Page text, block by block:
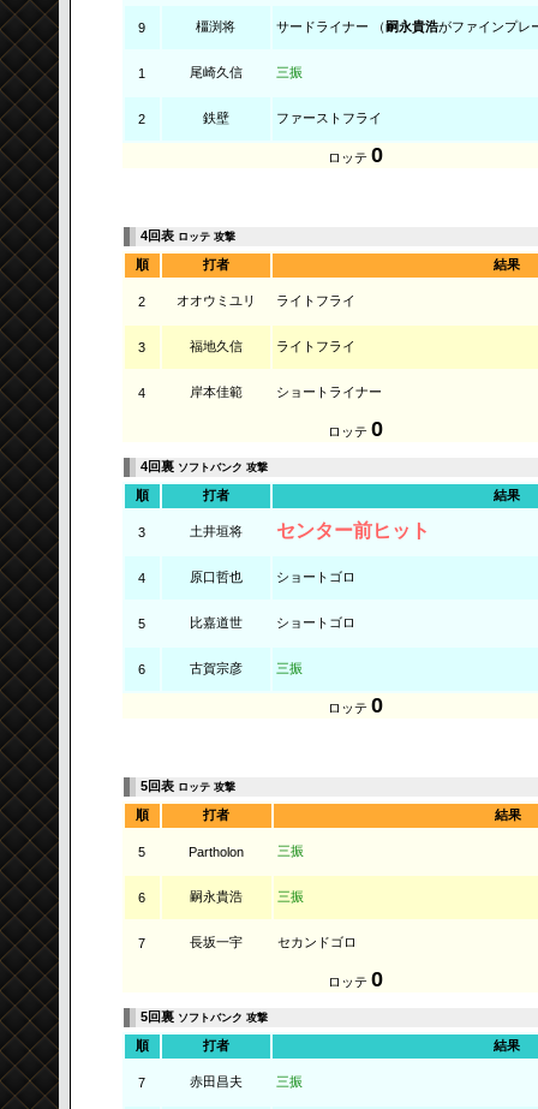
9 橿渕将 サードライナー （嗣永貴浩がファインプレ
1 尾崎久信 三振
2 鉄壁 ファーストフライ
ロッテ 0
4回表 ロッテ 攻撃
順 打者 結果
2 オオウミユリ ライトフライ
3 福地久信 ライトフライ
4 岸本佳範 ショートライナー
ロッテ 0
4回裏 ソフトバンク 攻撃
順 打者 結果
3 土井垣将 センター前ヒット
4 原口哲也 ショートゴロ
5 比嘉道世 ショートゴロ
6 古賀宗彦 三振
ロッテ 0
5回表 ロッテ 攻撃
順 打者 結果
5 Partholon 三振
6 嗣永貴浩 三振
7 長坂一宇 セカンドゴロ
ロッテ 0
5回裏 ソフトバンク 攻撃
順 打者 結果
7 赤田昌夫 三振